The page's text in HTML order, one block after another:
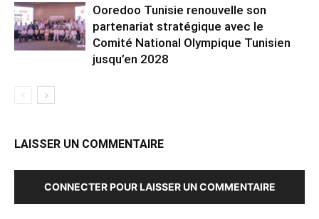
Ooredoo Tunisie renouvelle son
partenariat stratégique avec le
Comité National Olympique Tunisien
jusqu’en 2028
LAISSER UN COMMENTAIRE
CONNECTER POUR LAISSER UN COMMENTAIRE